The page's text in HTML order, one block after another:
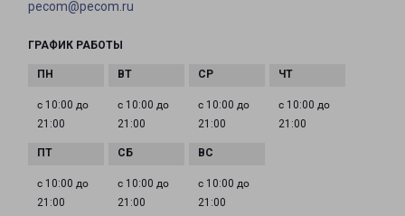
pecom@pecom.ru
ГРАФИК РАБОТЫ
с 10:00 до
21:00
с 10:00 до
21:00
с 10:00 до
21:00
с 10:00 до
21:00
с 10:00 до
21:00
с 10:00 до
21:00
с 10:00 до
21:00